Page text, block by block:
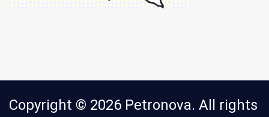
Copyright © 2026 Petronova. All rights